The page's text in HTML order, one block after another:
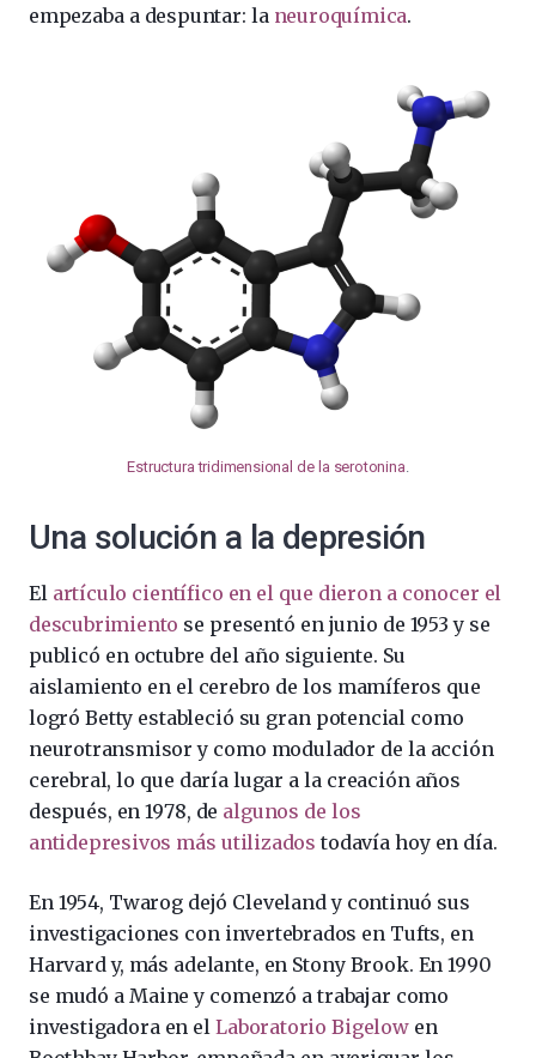
empezaba a despuntar: la neuroquímica.
Estructura tridimensional de la serotonina.
Una solución a la depresión
El artículo científico en el que dieron a conocer el
descubrimiento se presentó en junio de 1953 y se
publicó en octubre del año siguiente. Su
aislamiento en el cerebro de los mamíferos que
logró Betty estableció su gran potencial como
neurotransmisor y como modulador de la acción
cerebral, lo que daría lugar a la creación años
después, en 1978, de algunos de los
antidepresivos más utilizados todavía hoy en día.
En 1954, Twarog dejó Cleveland y continuó sus
investigaciones con invertebrados en Tufts, en
Harvard y, más adelante, en Stony Brook. En 1990
se mudó a Maine y comenzó a trabajar como
investigadora en elLaboratorio Bigelowen